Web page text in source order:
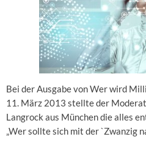
Bei der Ausgabe von Wer wird
11. März 2013 stellte der
Langrock aus München die alles
„Wer sollte sich mit der `Zwanzig